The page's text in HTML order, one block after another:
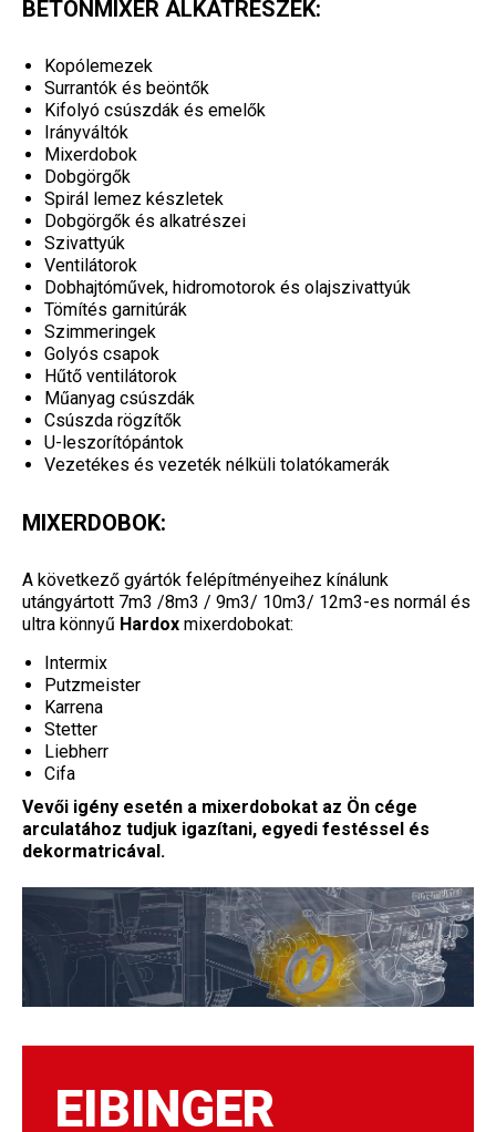
BETONMIXER ALKATRÉSZEK:
Kopólemezek
Surrantók és beöntők
Kifolyó csúszdák és emelők
Irányváltók
Mixerdobok
Dobgörgők
Spirál lemez készletek
Dobgörgők és alkatrészei
Szivattyúk
Ventilátorok
Dobhajtóművek, hidromotorok és olajszivattyúk
Tömítés garnitúrák
Szimmeringek
Golyós csapok
Hűtő ventilátorok
Műanyag csúszdák
Csúszda rögzítők
U-leszorítópántok
Vezetékes és vezeték nélküli tolatókamerák
MIXERDOBOK:
A következő gyártók felépítményeihez kínálunk
utángyártott 7m3 /8m3 / 9m3/ 10m3/ 12m3-es normál és
ultra könnyű Hardox mixerdobokat:
Intermix
Putzmeister
Karrena
Stetter
Liebherr
Cifa
Vevői igény esetén a mixerdobokat az Ön cége
arculatához tudjuk igazítani, egyedi festéssel és
dekormatricával.
EIBINGER